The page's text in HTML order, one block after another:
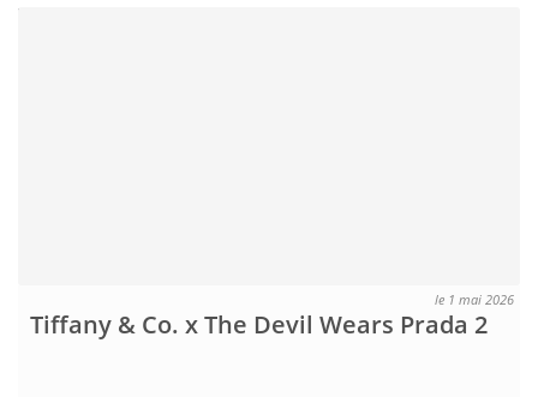
le 1 mai 2026
Tiffany & Co. x The Devil Wears Prada 2